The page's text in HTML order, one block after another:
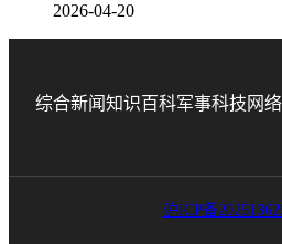
2026-04-20
综合新闻知识百科军事科技 网
沪ICP备